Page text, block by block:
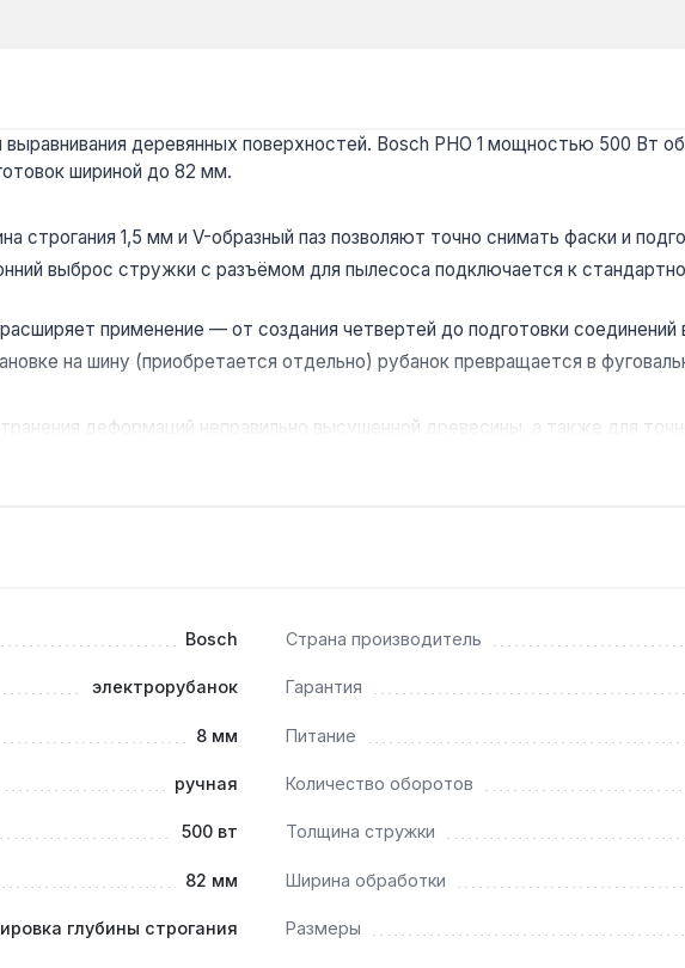
деревянных поверхностей. Bosch PHO 1 мощностью 500 Вт
шириной до 82 мм.
строгания 1,5 мм и V-образный паз позволяют точно снимать фаски и
выброс стружки с разъёмом для пылесоса подключается к
расширяет применение — от создания четвертей до подготовки
на шину (приобретается отдельно) рубанок превращается в
деформаций неправильно высушенной древесины, а также для
Украине.
съём до 1,5 мм за проход при ширине 82 мм, но для больших
— до 500 м², для твёрдых — до 200 м².
Bosch Страна производитель
электрорубанок Гарантия
8 мм Питание
ручная Количество оборотов
500 вт Толщина стружки
82 мм Ширина обработки
глубины строгания Размеры